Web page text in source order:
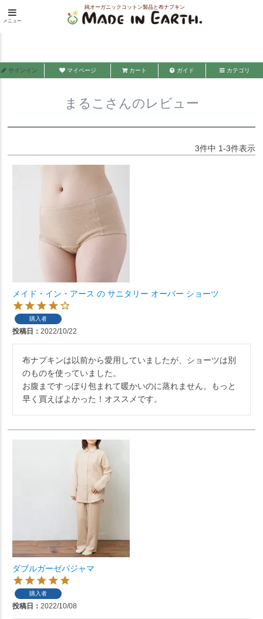
純オーガニックコットン製品と布ナプキン
メイド・イン・アース
メニュー
HOME まるこさんのレビュー
サインイン マイページ カート ガイド カテゴリ
まるこさんのレビュー
3件中 1-3件表示
メイド・イン・アース の サニタリー オーバー ショーツ
購入者
投稿日 2022/10/22
布ナプキンは以前から愛用していましたが、ショーツは別
のものを使っていました。
お腹まですっぽり包まれて暖かいのに蒸れません。もっと
ダブルガーゼパジャマ
購入者
投稿日 2022/10/08